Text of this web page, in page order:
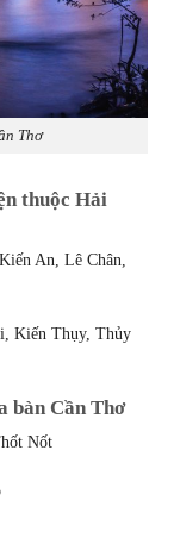
Thơ
thuộc Hải
An, Lê Chân,
Kiến Thụy, Thủy
bàn Cần Thơ
Nốt